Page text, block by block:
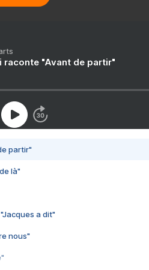
raconte "Avant de partir"
partir"
là"
a dit"
nous"